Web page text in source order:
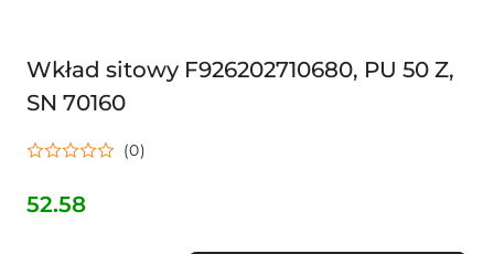
Wkład sitowy F926202710680, PU 50 Z,
SN 70160
(0)
Cena:
52.58